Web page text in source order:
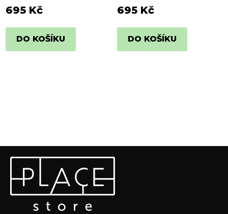
695 Kč
DO KOŠÍKU
695 Kč
DO KOŠÍKU
Odebírat newsletter
Vložte svůj e-mail a my vám budeme zasílat informace o
nových produktech na našem e-shopu.